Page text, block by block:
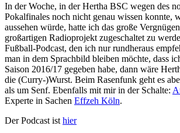
In der Woche, in der Hertha BSC wegen des
Pokalfinales noch nicht genau wissen konnte,
aussehen würde, hatte ich das große
großartigen Radioprojekt zugeschaltet zu
Fußball-Podcast, den ich nur rundheraus
man in dem Sprachbild bleiben möchte, dass
Saison 2016/17 gegeben habe, dann wäre
die (Curry-)Wurst. Beim Rasenfunk geht es
als um Senf. Ebenfalls mit mir in der Schalte:
Experte in Sachen Effzeh Köln.
Der Podcast ist hier